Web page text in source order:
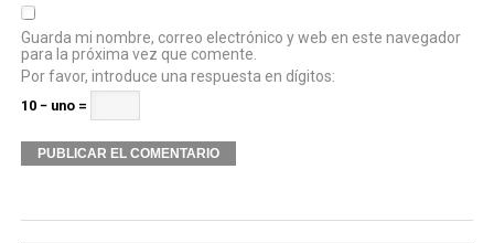
Guarda mi nombre, correo electrónico y web en este navegador
para la próxima vez que comente.
Por favor, introduce una respuesta en dígitos:
10 − uno =